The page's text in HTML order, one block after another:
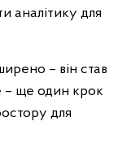
аналітику для
– він став
– ще один крок
для